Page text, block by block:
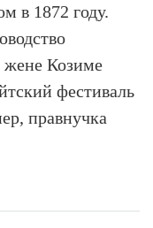
в 1872 году.
жене Козиме
фестиваль
правнучка